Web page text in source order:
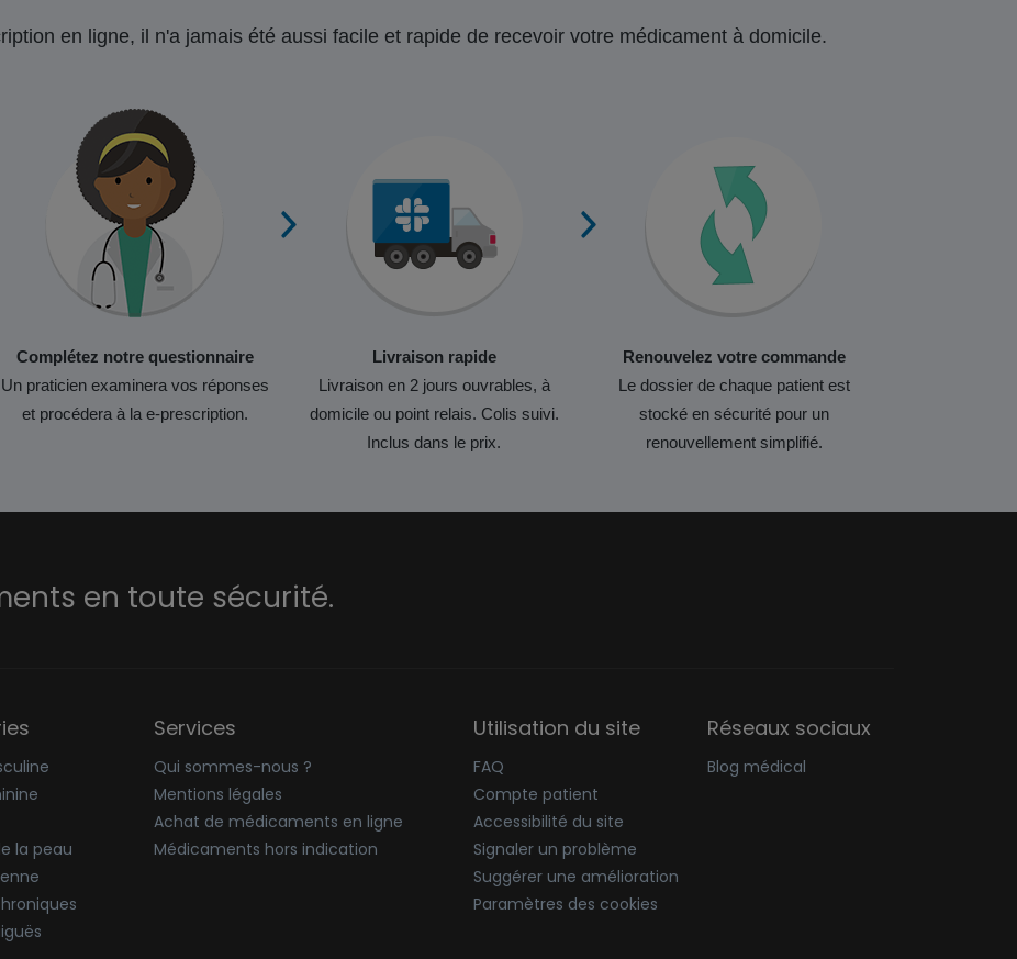
en ligne, il n'a jamais été aussi facile et rapide de recevoir votre médicament à domicile.
Complétez notre questionnaire
Un praticien examinera vos réponses
et procédera à la e-prescription.
Livraison rapide
Livraison en 2 jours ouvrables, à
domicile ou point relais. Colis suivi.
Inclus dans le prix.
Renouvelez votre commande
Le dossier de chaque patient est
stocké en sécurité pour un
renouvellement simplifié.
en toute sécurité.
la peau
Services
Qui sommes-nous ?
Mentions légales
Achat de médicaments en ligne
Médicaments hors indication
Utilisation du site
FAQ
Compte patient
Accessibilité du site
Signaler un problème
Suggérer une amélioration
Paramètres des cookies
Réseaux sociaux
Blog médical